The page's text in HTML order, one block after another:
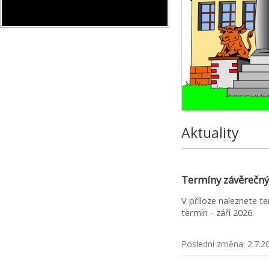
Aktuality
Termíny
V příloze naleznete
termín - září 2026.
Poslední změna: